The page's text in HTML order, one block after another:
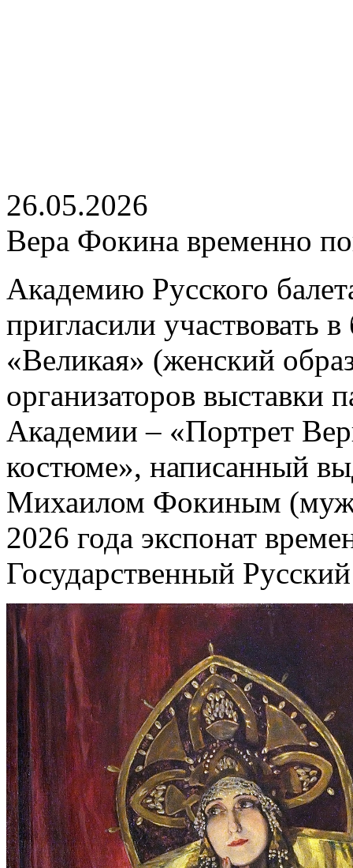
26.05.2026
Вера Фокина временно
Академию Русского
пригласили участвовать
«Великая» (женский
организаторов выставки
Академии – «Портрет
костюме», написанный
Михаилом Фокиным
2026 года экспонат
Государственный